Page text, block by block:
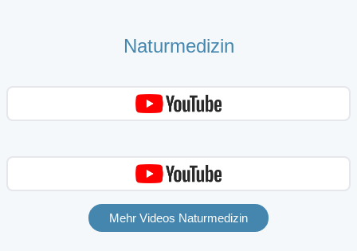
Naturmedizin
Mehr Videos Naturmedizin